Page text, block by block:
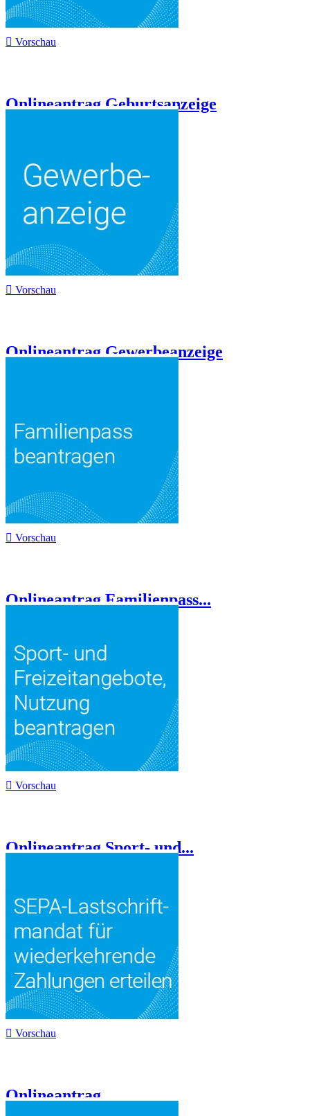
 Vorschau
Onlineantrag Geburtsanzeige
 Vorschau
Onlineantrag Gewerbeanzeige
 Vorschau
Onlineantrag Familienpass...
 Vorschau
Onlineantrag Sport- und...
 Vorschau
Onlineantrag...